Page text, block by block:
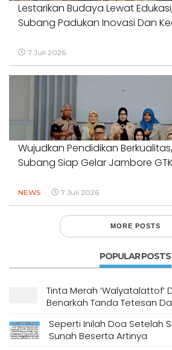
Lestarikan Budaya Lewat
Subang Padukan Inovasi Dan
7 Juli 2026
Wujudkan Pendidikan
Subang Siap Gelar Jambore GTK
NEWS 7 Juli 2026
MORE POSTS
POPULAR POSTS
Tinta Merah ‘Walyatalattof’
Benarkah Tanda Tetesan
Seperti Inilah Doa Setelah
Sunah Beserta Artinya